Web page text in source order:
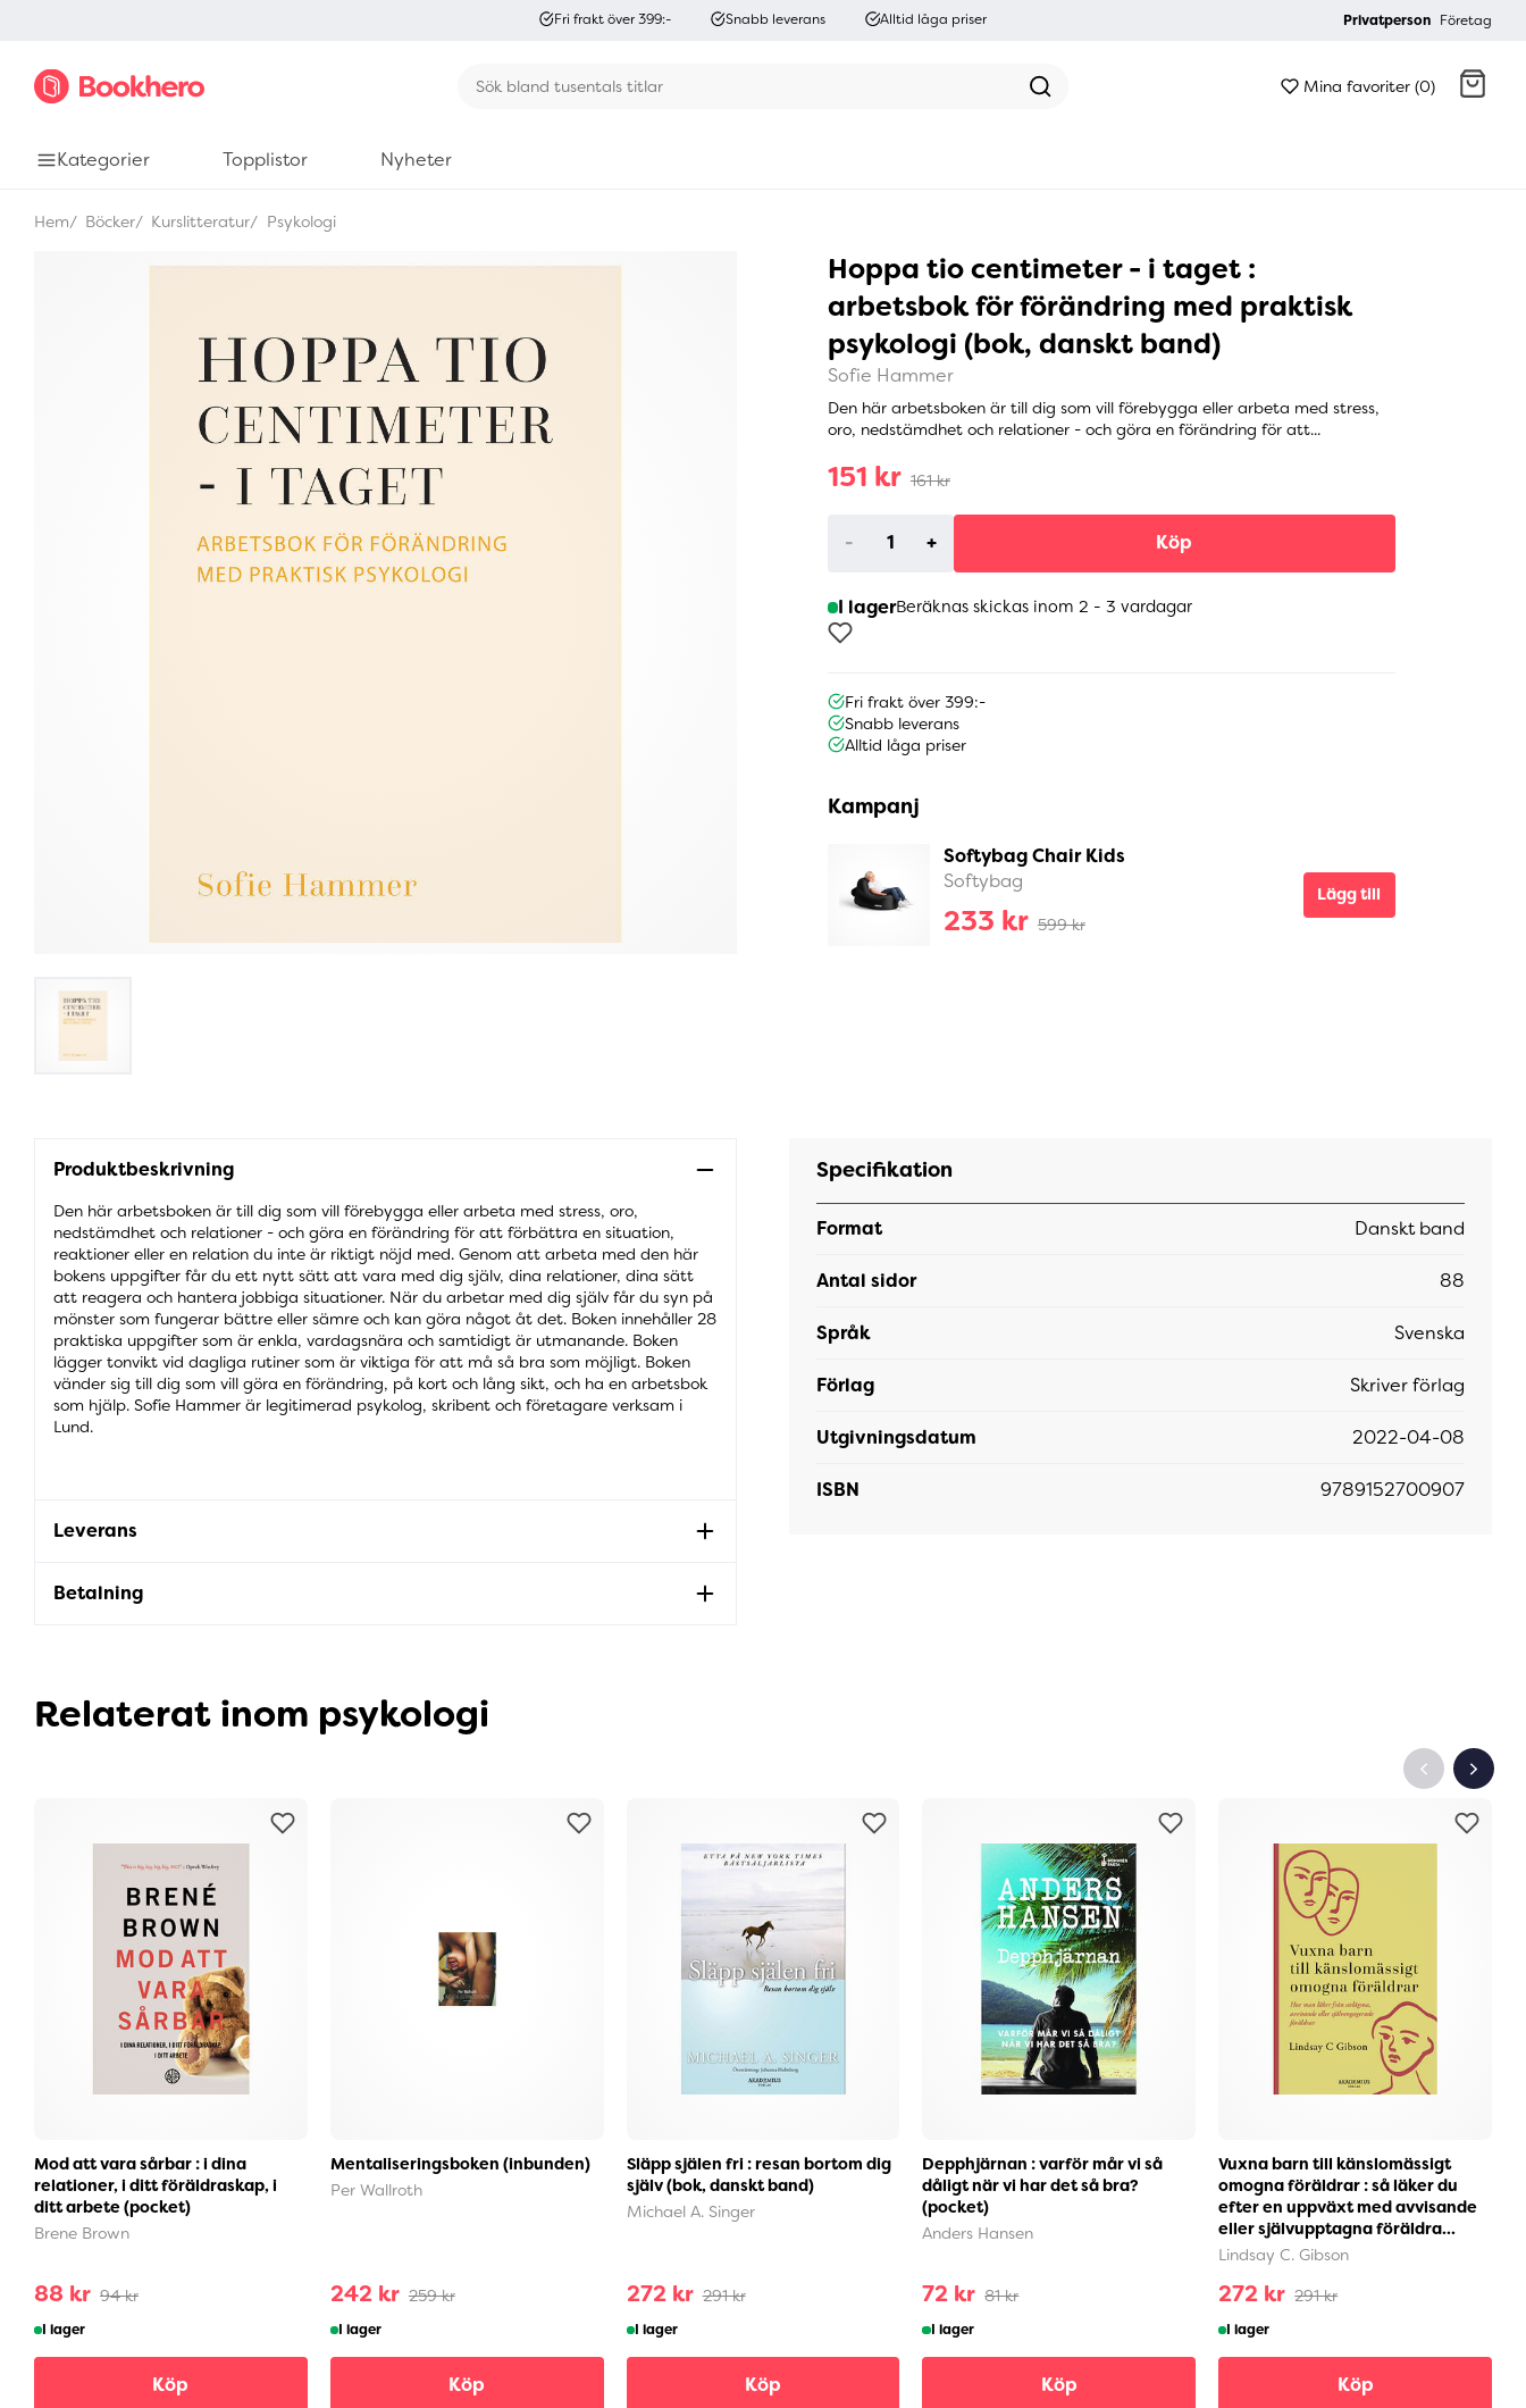
Fri frakt över 399:- Snabb leverans Alltid låga priser Privatperson Företag
Mina favoriter (0)
Kategorier Topplistor Nyheter
Hem Böcker Kurslitteratur Psykologi
Hoppa tio centimeter - i taget :
arbetsbok för förändring med praktisk
psykologi (bok, danskt band)
Sofie Hammer
Den här arbetsboken är till dig som vill förebygga eller arbeta med stress,
oro, nedstämdhet och relationer - och göra en förändring för att...
151 kr 161 kr
- + Köp
I lagerBeräknas skickas inom 2 - 3 vardagar
Fri frakt över 399:-
Snabb leverans
Alltid låga priser
Kampanj
Softybag Chair Kids
Softybag
233 kr 599 kr
Lägg till
Produktbeskrivning
Den här arbetsboken är till dig som vill förebygga eller arbeta med stress, oro,
nedstämdhet och relationer - och göra en förändring för att förbättra en situation,
reaktioner eller en relation du inte är riktigt nöjd med. Genom att arbeta med den här
bokens uppgifter får du ett nytt sätt att vara med dig själv, dina relationer, dina sätt
att reagera och hantera jobbiga situationer. När du arbetar med dig själv får du syn på
mönster som fungerar bättre eller sämre och kan göra något åt det. Boken innehåller 28
praktiska uppgifter som är enkla, vardagsnära och samtidigt är utmanande. Boken
lägger tonvikt vid dagliga rutiner som är viktiga för att må så bra som möjligt. Boken
vänder sig till dig som vill göra en förändring, på kort och lång sikt, och ha en arbetsbok
som hjälp. Sofie Hammer är legitimerad psykolog, skribent och företagare verksam i
Lund.
Leverans
Betalning
Specifikation
Format Danskt band
Antal sidor 88
Språk Svenska
Förlag Skriver förlag
Utgivningsdatum 2022-04-08
ISBN 9789152700907
Relaterat inom psykologi
Mod att vara sårbar : i dina
relationer, i ditt föräldraskap, i
ditt arbete (pocket)
Brene Brown
88 kr 94 kr
I lager
Köp
Mentaliseringsboken (inbunden)
Per Wallroth
242 kr 259 kr
I lager
Köp
Släpp själen fri : resan bortom dig
själv (bok, danskt band)
Michael A. Singer
272 kr 291 kr
I lager
Köp
Depphjärnan : varför mår vi så
dåligt när vi har det så bra?
(pocket)
Anders Hansen
72 kr 81 kr
I lager
Köp
Vuxna barn till känslomässigt
omogna föräldrar : så läker du
efter en uppväxt med avvisande
eller självupptagna föräldra...
Lindsay C. Gibson
272 kr 291 kr
I lager
Köp